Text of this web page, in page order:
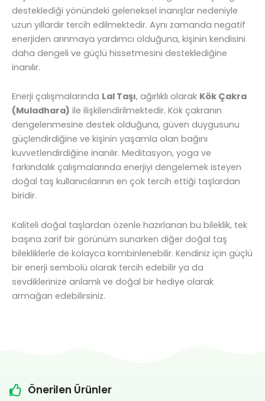
desteklediği yönündeki geleneksel inanışlar nedeniyle
uzun yıllardır tercih edilmektedir. Aynı zamanda negatif
enerjiden arınmaya yardımcı olduğuna, kişinin kendisini
daha dengeli ve güçlü hissetmesini desteklediğine
inanılır.
Enerji çalışmalarında Lal Taşı, ağırlıklı olarak Kök Çakra
(Muladhara) ile ilişkilendirilmektedir. Kök çakranın
dengelenmesine destek olduğuna, güven duygusunu
güçlendirdiğine ve kişinin yaşamla olan bağını
kuvvetlendirdiğine inanılır. Meditasyon, yoga ve
farkındalık çalışmalarında enerjiyi dengelemek isteyen
doğal taş kullanıcılarının en çok tercih ettiği taşlardan
biridir.
Kaliteli doğal taşlardan özenle hazırlanan bu bileklik, tek
başına zarif bir görünüm sunarken diğer doğal taş
bilekliklerle de kolayca kombinlenebilir. Kendiniz için güçlü
bir enerji sembolü olarak tercih edebilir ya da
sevdiklerinize anlamlı ve doğal bir hediye olarak
armağan edebilirsiniz.
Önerilen Ürünler